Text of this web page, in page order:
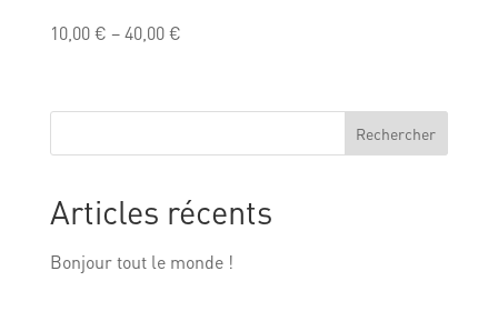
10,00€ –40,00€
Rechercher
Articles récents
Bonjour tout le monde !